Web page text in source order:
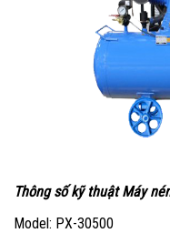
Thông số kỹ thuật Máy
Model: PX-30500